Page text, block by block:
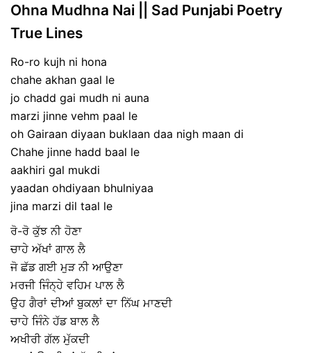
Ohna Mudhna Nai || Sad Punjabi Poetry
True Lines
Ro-ro kujh ni hona
chahe akhan gaal le
jo chadd gai mudh ni auna
marzi jinne vehm paal le
oh Gairaan diyaan buklaan daa nigh maan di
Chahe jinne hadd baal le
aakhiri gal mukdi
yaadan ohdiyaan bhulniyaa
jina marzi dil taal le
ਰੋ-ਰੋ ਕੁੱਝ ਨੀ ਹੋਣਾ
ਚਾਹੇ ਅੱਖਾਂ ਗਾਲ ਲੈ
ਜੋ ਛੱਡ ਗਈ ਮੁੜ ਨੀ ਆਉਣਾ
ਮਰਜੀ ਜਿੰਨ੍ਹੇ ਵਹਿਮ ਪਾਲ ਲੈ
ਉਹ ਗੈਰਾਂ ਦੀਆਂ ਬੁਕਲਾਂ ਦਾ ਨਿੱਘ ਮਾਣਦੀ
ਚਾਹੇ ਜਿੰਨੇ ਹੱਡ ਬਾਲ ਲੈ
ਅਖੀਰੀ ਗੱਲ ਮੁੱਕਦੀ